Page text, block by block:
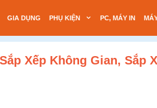
GIA DỤNG PHỤ KIỆN PC, MÁY IN
Xếp Không Gian, Sắp